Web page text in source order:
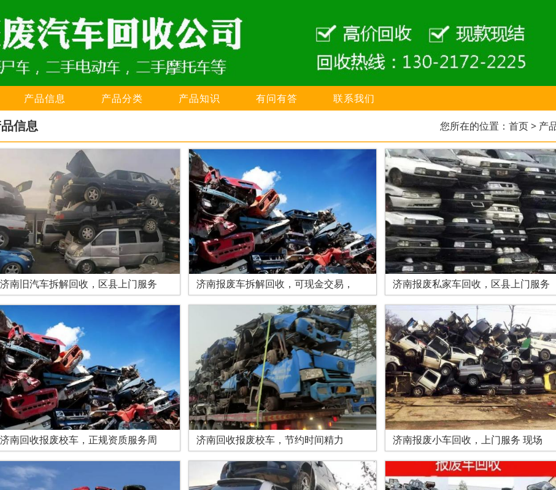
产品信息 产品分类 产品知识 有问有答 联系我们
信息 您所在的位置： 首页> 产
济南旧汽车拆解回收，区县上门服务 济南报废车拆解回收，可现金交易， 济南报废私家车回收，区县上门服务
济南回收报废校车，正规资质服务周 济南回收报废校车，节约时间精力 济南报废小车回收，上门服务 现场